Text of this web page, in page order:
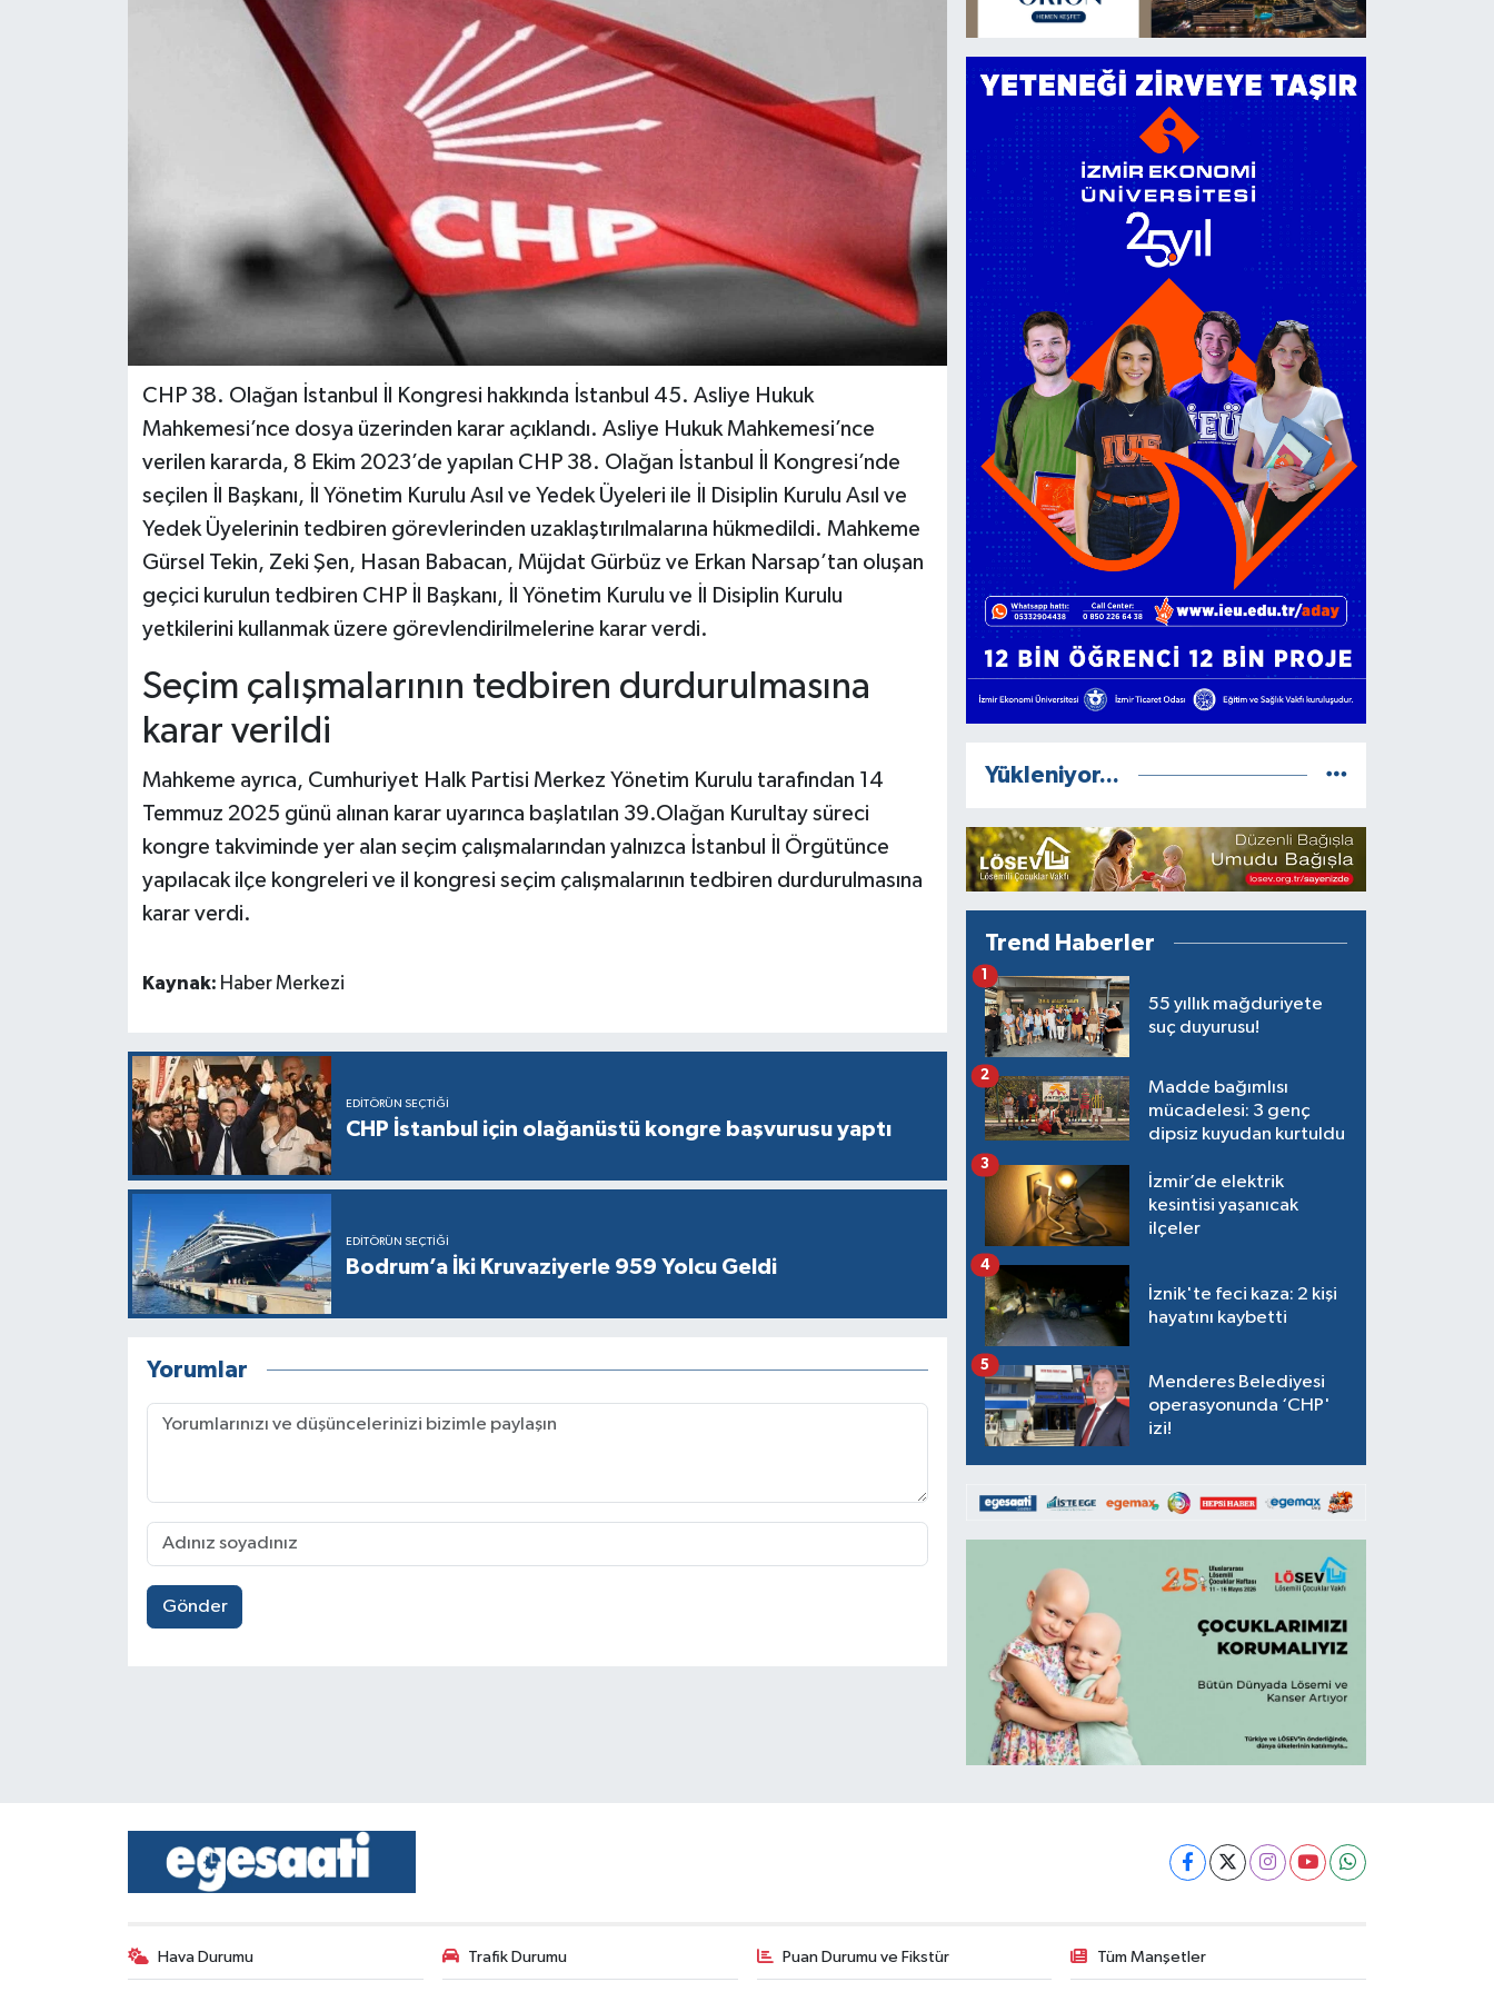
CHP 38. Olağan İstanbul İl Kongresi hakkında İstanbul 45. Asliye Hukuk
Mahkemesi’nce dosya üzerinden karar açıklandı. Asliye Hukuk Mahkemesi’nce
verilen kararda, 8 Ekim 2023’de yapılan CHP 38. Olağan İstanbul İl Kongresi’nde
seçilen İl Başkanı, İl Yönetim Kurulu Asıl ve Yedek Üyeleri ile İl Disiplin Kurulu Asıl ve
Yedek Üyelerinin tedbiren görevlerinden uzaklaştırılmalarına hükmedildi. Mahkeme
Gürsel Tekin, Zeki Şen, Hasan Babacan, Müjdat Gürbüz ve Erkan Narsap’tan oluşan
geçici kurulun tedbiren CHP İl Başkanı, İl Yönetim Kurulu ve İl Disiplin Kurulu
yetkilerini kullanmak üzere görevlendirilmelerine karar verdi.
Seçim çalışmalarının tedbiren durdurulmasına
karar verildi
Mahkeme ayrıca, Cumhuriyet Halk Partisi Merkez Yönetim Kurulu tarafından 14
Temmuz 2025 günü alınan karar uyarınca başlatılan 39.Olağan Kurultay süreci
kongre takviminde yer alan seçim çalışmalarından yalnızca İstanbul İl Örgütünce
yapılacak ilçe kongreleri ve il kongresi seçim çalışmalarının tedbiren durdurulmasına
karar verdi.
Kaynak: Haber Merkezi
EDITÖRÜN SEÇTIĞI
CHP İstanbul için olağanüstü kongre başvurusu yaptı
EDITÖRÜN SEÇTIĞI
Bodrum’a İki Kruvaziyerle 959 Yolcu Geldi
Yorumlar
Gönder
Yükleniyor...
Trend Haberler
55 yıllık mağduriyete
suç duyurusu!
1
Madde bağımlısı
mücadelesi: 3 genç
dipsiz kuyudan kurtuldu
2
İzmir’de elektrik
kesintisi yaşanıcak
ilçeler
3
İznik'te feci kaza: 2 kişi
hayatını kaybetti
4
Menderes Belediyesi
operasyonunda ‘CHP'
izi!
5
Hava Durumu Trafik Durumu Puan Durumu ve Fikstür Tüm Manşetler